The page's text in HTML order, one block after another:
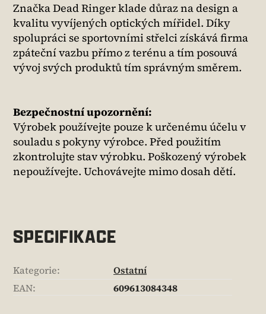
Značka Dead Ringer klade důraz na design a
kvalitu vyvíjených optických mířidel. Díky
spolupráci se sportovními střelci získává firma
zpáteční vazbu přímo z terénu a tím posouvá
vývoj svých produktů tím správným směrem.
Bezpečnostní upozornění:
Výrobek používejte pouze k určenému účelu v
souladu s pokyny výrobce. Před použitím
zkontrolujte stav výrobku. Poškozený výrobek
nepoužívejte. Uchovávejte mimo dosah dětí.
SPECIFIKACE
Kategorie:
Ostatní
EAN: 609613084348